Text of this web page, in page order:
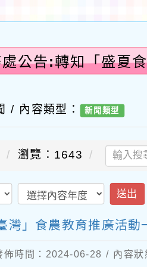
公告:轉知「盛夏
/ 內容類型： 新聞類型
瀏覽：1643
送出
灣」食農教育推廣活動
時間：2024-06-28 / 內容狀